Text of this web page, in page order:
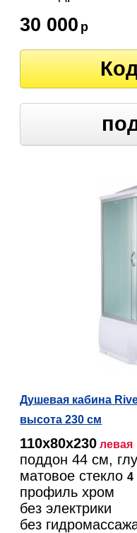
30 000 р
Душевая кабина
высота 230 см
110х80х230 левая
поддон 44 см,
матовое стекло4
профиль хром
без электрики
без